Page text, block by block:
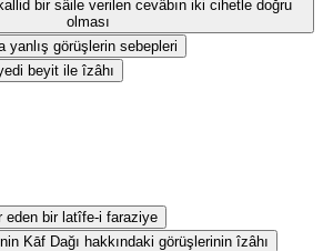
bir sâile verilen cevâbın iki cihetle doğru
olması
yanlış görüşlerin sebepleri
beyit ile îzâhı
eden bir latîfe-i faraziye
Kāf Dağı hakkındaki görüşlerinin îzâhı